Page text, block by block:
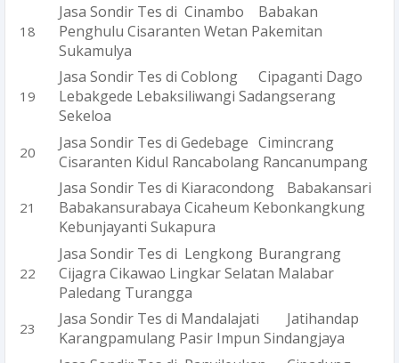
Jasa Sondir Tes di Cinambo
Babakan
Penghulu Cisaranten Wetan Pakemitan
Sukamulya
Jasa Sondir Tes di Coblong
Cipaganti Dago
Lebakgede Lebaksiliwangi Sadangserang
Sekeloa
Jasa Sondir Tes di Gedebage Cimincrang
Cisaranten Kidul Rancabolang Rancanumpang
Jasa Sondir Tes di Kiaracondong
Babakansari
Babakansurabaya Cicaheum Kebonkangkung
Kebunjayanti Sukapura
Jasa Sondir Tes di Lengkong Burangrang
Cijagra Cikawao Lingkar Selatan Malabar
Paledang Turangga
Jasa Sondir Tes di Mandalajati
Jatihandap
Karangpamulang Pasir Impun Sindangjaya